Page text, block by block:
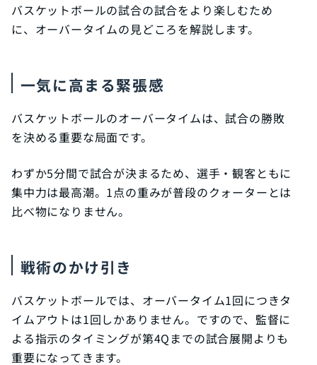
バスケットボールの試合の試合をより楽しむため
に、オーバータイムの見どころを解説します。
一気に高まる緊張感
バスケットボールのオーバータイムは、試合の勝敗
を決める重要な局面です。
わずか5分間で試合が決まるため、選手・観客ともに
集中力は最高潮。1点の重みが普段のクォーターとは
比べ物になりません。
戦術のかけ引き
バスケットボールでは、オーバータイム1回につきタ
イムアウトは1回しかありません。ですので、監督に
よる指示のタイミングが第4Qまでの試合展開よりも
重要になってきます。